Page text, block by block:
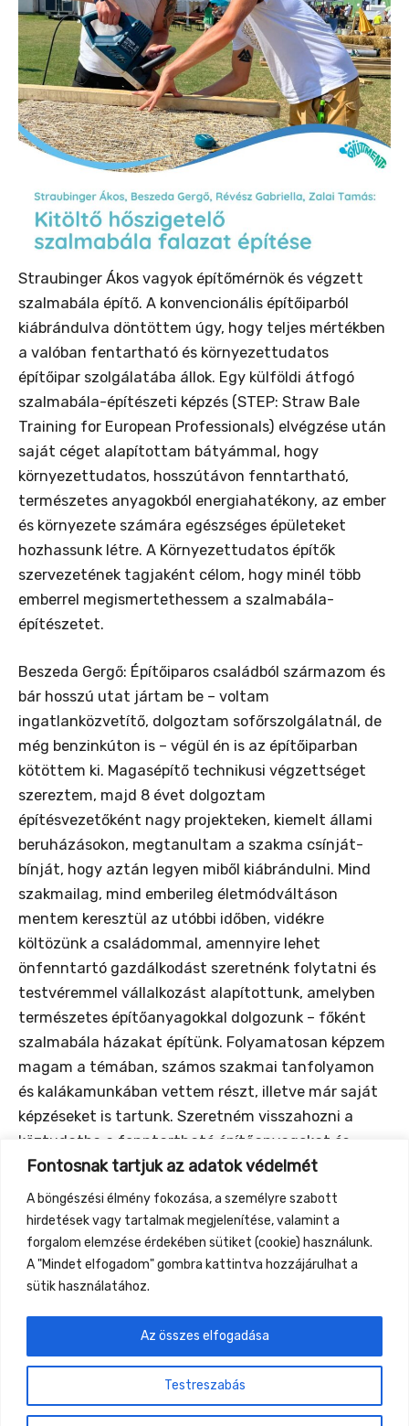
Fontosnak tartjuk az adatok védelmét
A böngészési élmény fokozása, a személyre szabott
hirdetések vagy tartalmak megjelenítése, valamint a
forgalom elemzése érdekében sütiket (cookie) használunk.
A "Mindet elfogadom" gombra kattintva hozzájárulhat a
sütik használatához.
Testreszabás
Az összes elfogadása
Straubinger Ákos vagyok építőmérnök és végzett
szalmabála építő. A konvencionális építőiparból
kiábrándulva döntöttem úgy, hogy teljes mértékben
a valóban fentartható és környezettudatos
építőipar szolgálatába állok. Egy külföldi átfogó
szalmabála-építészeti képzés (STEP: Straw Bale
Training for European Professionals) elvégzése után
saját céget alapítottam bátyámmal, hogy
környezettudatos, hosszútávon fenntartható,
természetes anyagokból energiahatékony, az ember
és környezete számára egészséges épületeket
hozhassunk létre. A Környezettudatos építők
szervezetének tagjaként célom, hogy minél több
emberrel megismertethessem a szalmabála-
építészetet.
Beszeda Gergő: Építőiparos családból származom és
bár hosszú utat jártam be – voltam
ingatlanközvetítő, dolgoztam sofőrszolgálatnál, de
még benzinkúton is – végül én is az építőiparban
kötöttem ki. Magasépítő technikusi végzettséget
szereztem, majd 8 évet dolgoztam
építésvezetőként nagy projekteken, kiemelt állami
beruházásokon, megtanultam a szakma csínját-
bínját, hogy aztán legyen miből kiábrándulni. Mind
szakmailag, mind emberileg életmódváltáson
mentem keresztül az utóbbi időben, vidékre
költözünk a családommal, amennyire lehet
önfenntartó gazdálkodást szeretnénk folytatni és
testvéremmel vállalkozást alapítottunk, amelyben
természetes építőanyagokkal dolgozunk – főként
szalmabála házakat építünk. Folyamatosan képzem
magam a témában, számos szakmai tanfolyamon
és kalákamunkában vettem részt, illetve már saját
képzéseket is tartunk. Szeretném visszahozni a
köztudatba a fenntartható építőanyagokat és
építészetet, és megismertetni az emberekkel, hogy
házat építeni (kis segítséggel) akár magunknak is
tudunk, mint régen, amikor a fiú akkor vált igazi
férfivá, amikor megépítette a saját házát.
Previous Event
Gyüttment Találkozó, 2026. augusztus 27-30.,
Csobánkapuszta